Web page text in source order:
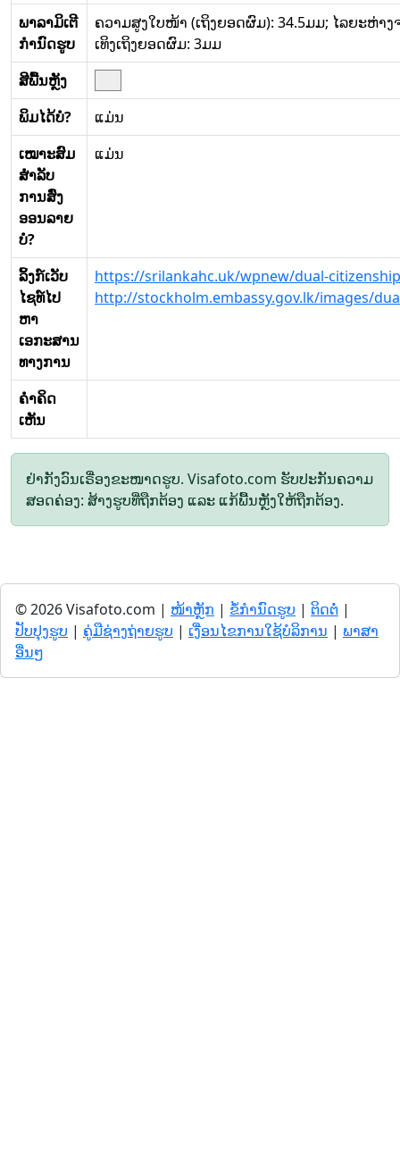
ພາລາມິເຕີ
ກໍານົດຮູບ
ຄວາມສູງໃບໜ້າ (ເຖິງຍອດຜົມ): 34.5ມມ; ໄລຍະຫ່າ
ເທິງເຖິງຍອດຜົມ: 3ມມ
ສີພື້ນຫຼັງ
ພິມໄດ້ບໍ?
ແມ່ນ
ເໝາະສົມ
ສໍາລັບ
ການສົ່ງ
ອອນລາຍ
ບໍ?
ແມ່ນ
ລິ້ງກ໌ເວັບ
ໄຊທ໌ໄປ
ຫາ
ເອກະສານ
ທາງການ
https://srilankahc.uk/wpnew/dual-
http://stockholm.embassy.gov.lk/images/
ຄໍາຄິດ
ເຫັນ
ຢ່າກັງວົນເຣື່ອງຂະໜາດຮູບ. Visafoto.com ຮັບປະກັນຄວາມ
ສອດຄ່ອງ: ສ້າງຮູບທີ່ຖືກຕ້ອງ ແລະ ແກ້ພື້ນຫຼັງໃຫ້ຖືກຕ້ອງ.
© 2026 Visafoto.com | ໜ້າຫຼັກ | ຂໍ້ກໍານົດຮູບ | ຕິດຕໍ່ |
ປັບປຸງຮູບ | ຄູ່ມືຊ່າງຖ່າຍຮູບ | ເງື່ອນໄຂການໃຊ້ບໍລິການ | ພາສາ
ອື່ນໆ